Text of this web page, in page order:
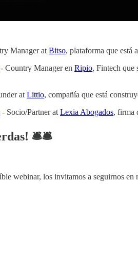
Manager atBitso, plataforma que está
- Country Manager en Ripio, Fintech que
atLittio, compañía que está
- Socio/Partner atLexia Abogados, firma
🛎️​🛎️​
webinar, los invitamos a seguirnos